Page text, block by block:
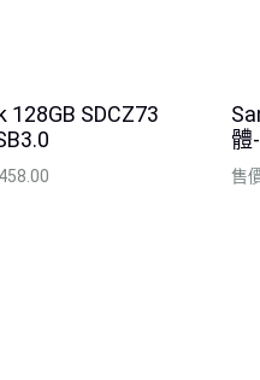
128GB SDCZ73
體
售